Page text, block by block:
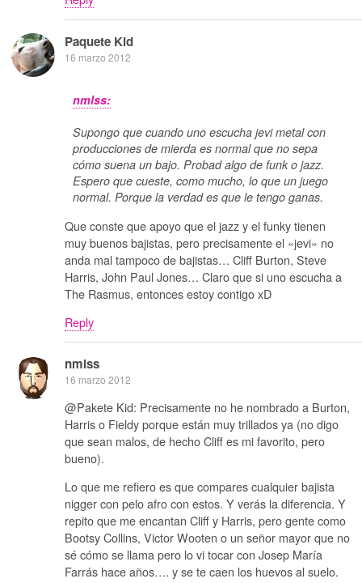
Paquete Kid
16 marzo 2012
nmlss:
Supongo que cuando uno escucha jevi metal con
producciones de mierda es normal que no sepa
cómo suena un bajo. Probad algo de funk o jazz.
Espero que cueste, como mucho, lo que un juego
normal. Porque la verdad es que le tengo ganas.
Que conste que apoyo que el jazz y el funky tienen
muy buenos bajistas, pero precisamente el «jevi» no
anda mal tampoco de bajistas… Cliff Burton, Steve
Harris, John Paul Jones… Claro que si uno escucha a
The Rasmus, entonces estoy contigo xD
Reply
nmlss
16 marzo 2012
@Pakete Kid: Precisamente no he nombrado a Burton,
Harris o Fieldy porque están muy trillados ya (no digo
que sean malos, de hecho Cliff es mi favorito, pero
bueno).
Lo que me refiero es que compares cualquier bajista
nigger con pelo afro con estos. Y verás la diferencia. Y
repito que me encantan Cliff y Harris, pero gente como
Bootsy Collins, Victor Wooten o un señor mayor que no
sé cómo se llama pero lo vi tocar con Josep María
Farrás hace años…. y se te caen los huevos al suelo.